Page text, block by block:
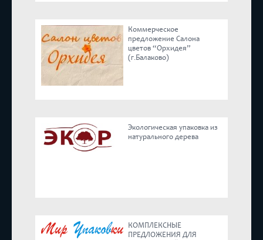
Экспертное мнение
Корпоративные блоги
Предложения
Коммерческое
предложение Салона
цветов “Орхидея”
(г.Балаково)
Экологическая упаковка из
натурального дерева
КОМПЛЕКСНЫЕ
ПРЕДЛОЖЕНИЯ ДЛЯ